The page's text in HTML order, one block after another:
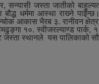
जस्ता जातीको
धर्ममा आस्था राख्‍ने
आकास भैरब ३. रानीवन क्षेत्र
१०. स्वीजरल्याण्ड पार्क,
जस्‍ता स्थानले यस पालिकाको